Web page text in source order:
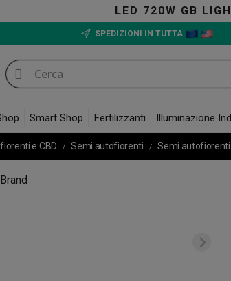
LED 720W GB LIGHTING, Scoprilo!
SPEDIZIONI IN TUTTA
Smart Shop Fertilizzanti Illuminazione
e CBD Semi autofiorenti Semi autofiorenti